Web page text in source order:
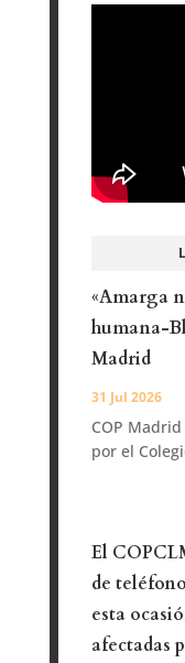
«Amarga
humana-
Madrid
31 Jul 2026
COP
por el
El
de
esta
afectadas